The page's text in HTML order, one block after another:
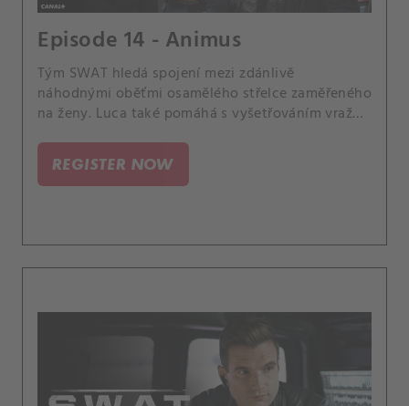
Episode 14 - Animus
Tým SWAT hledá spojení mezi zdánlivě
náhodnými oběťmi osamělého střelce zaměřeného
na ženy. Luca také pomáhá s vyšetřováním vraždy
REGISTER NOW